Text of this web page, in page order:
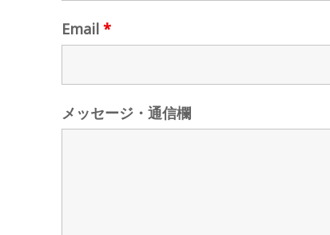
Email *
メッセージ・通信欄